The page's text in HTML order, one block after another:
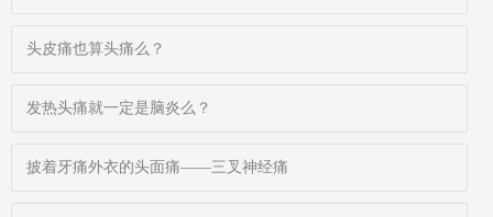
头皮痛也算头痛么？
发热头痛就一定是脑炎么？
披着牙痛外衣的头面痛——三叉神经痛